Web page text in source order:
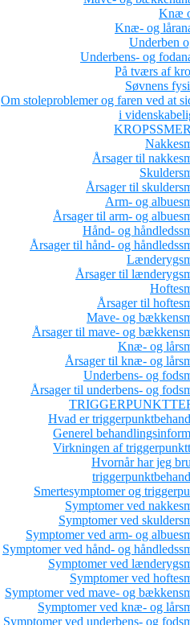
Knæ
Knæ- og
Underben
Underbens- og
På tværs af
Søvnens
Om stoleproblemer og faren ved at
i
Årsager til
Årsager til
Arm- og
Årsager til arm- og
Hånd- og
Årsager til hånd- og
Årsager til
Årsager til
Mave- og
Årsager til mave- og
Knæ- og
Årsager til knæ- og
Underbens- og
Årsager til underbens- og
Hvad er
Generel
Virkningen af
Hvornår har jeg
Smertesymptomer og
Symptomer ved
Symptomer ved
Symptomer ved arm- og
Symptomer ved hånd- og
Symptomer ved
Symptomer ved
Symptomer ved mave- og
Symptomer ved knæ- og
Symptomer ved underbens- og